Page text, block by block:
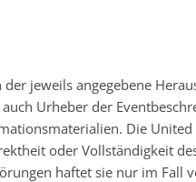
jeweils angegebene
Urheber der
Die
oder Vollständigkeit
haftet sie nur im Fall